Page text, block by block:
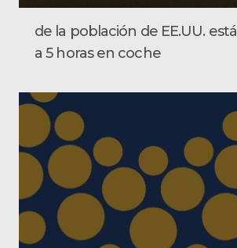
de la población de EE.UU. está
a 5 horas en coche